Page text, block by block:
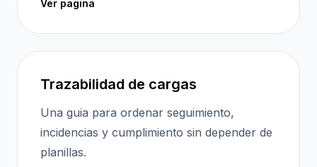
Ver pagina
Trazabilidad de cargas
Una guia para ordenar seguimiento,
incidencias y cumplimiento sin depender de
planillas.